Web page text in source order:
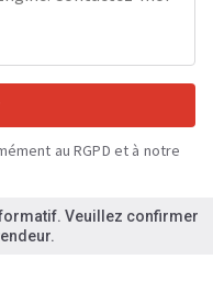
au RGPD et à notre
Veuillez confirmer